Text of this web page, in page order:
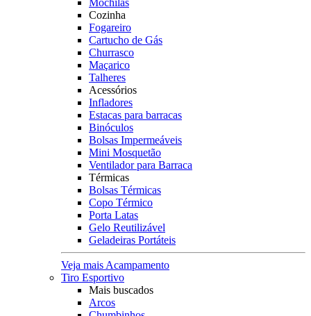
Mochilas
Cozinha
Fogareiro
Cartucho de Gás
Churrasco
Maçarico
Talheres
Acessórios
Infladores
Estacas para barracas
Binóculos
Bolsas Impermeáveis
Mini Mosquetão
Ventilador para Barraca
Térmicas
Bolsas Térmicas
Copo Térmico
Porta Latas
Gelo Reutilizável
Geladeiras Portáteis
Veja mais Acampamento
Tiro Esportivo
Mais buscados
Arcos